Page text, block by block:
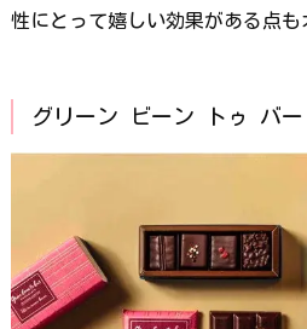
性にとって嬉しい効果がある点
グリーン ビーン トゥ バ